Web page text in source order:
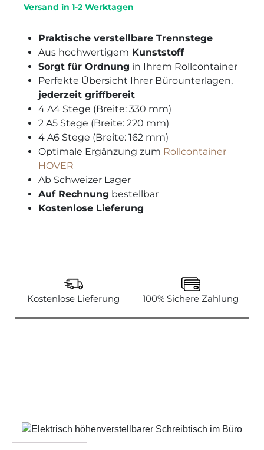
Versand in 1-2 Werktagen
Praktische verstellbare Trennstege
Aus hochwertigem Kunststoff
Sorgt für Ordnung in Ihrem Rollcontainer
Perfekte Übersicht Ihrer Bürounterlagen,
jederzeit griffbereit
4 A4 Stege (Breite: 330 mm)
2 A5 Stege (Breite: 220 mm)
4 A6 Stege (Breite: 162 mm)
Optimale Ergänzung zum Rollcontainer
HOVER
Ab Schweizer Lager
Auf Rechnung bestellbar
Kostenlose Lieferung
Kostenlose Lieferung 100% Sichere Zahlung